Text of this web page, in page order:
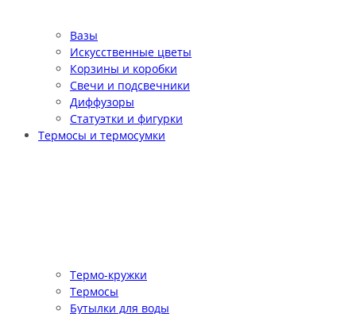
Вазы
Искусственные цветы
Корзины и коробки
Свечи и подсвечники
Диффузоры
Статуэтки и фигурки
Термосы и термосумки
Термо-кружки
Термосы
Бутылки для воды